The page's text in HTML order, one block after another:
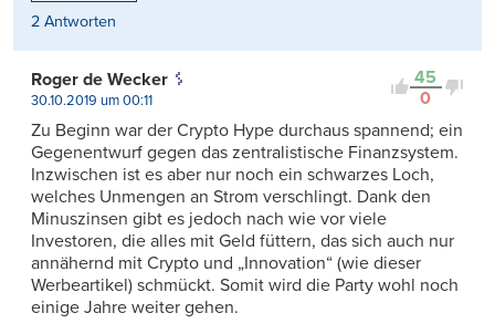
2 Antworten
45
0
Roger de Wecker
30.10.2019 um 00:11
Zu Beginn war der Crypto Hype durchaus spannend; ein
Gegenentwurf gegen das zentralistische Finanzsystem.
Inzwischen ist es aber nur noch ein schwarzes Loch,
welches Unmengen an Strom verschlingt. Dank den
Minuszinsen gibt es jedoch nach wie vor viele
Investoren, die alles mit Geld füttern, das sich auch nur
annähernd mit Crypto und „Innovation“ (wie dieser
Werbeartikel) schmückt. Somit wird die Party wohl noch
einige Jahre weiter gehen.